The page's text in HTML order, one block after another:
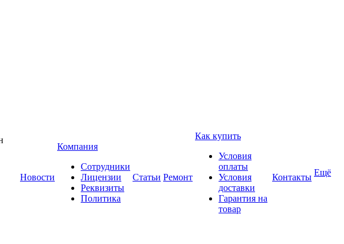
Новости
Компания
Сотрудники
Лицензии
Реквизиты
Политика
Статьи Ремонт
Как купить
Условия
оплаты
Условия
доставки
Гарантия на
товар
Контакты Ещё